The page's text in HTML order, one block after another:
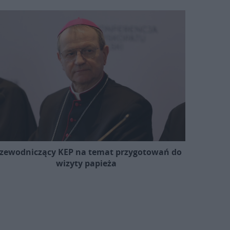
KEP na temat przygotowań do
wizyty papieża